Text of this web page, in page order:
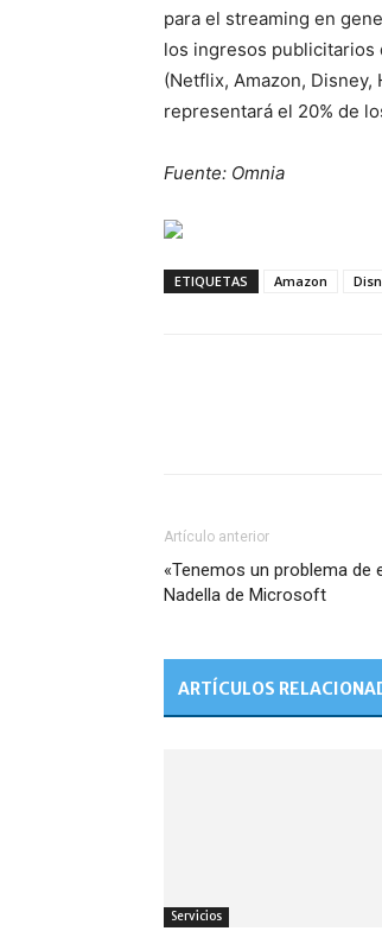
para el streaming en
los ingresos publicitarios
(Netflix, Amazon,
representará el 20% de
Fuente: Omnia
ETIQUETAS Amazon
Artículo anterior
«Tenemos un problema de
Nadella de Microsoft
ARTÍCULOS
Servicios